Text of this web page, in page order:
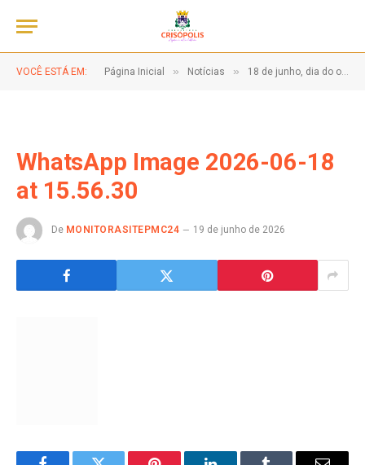
VOCÊ ESTÁ EM: Página Inicial » Notícias » 18 de junho, dia do orgulho AUTISTA!
WhatsApp Image 2026-06-18
at 15.56.30
De MONITORASITEPMC24 19 de junho de 2026